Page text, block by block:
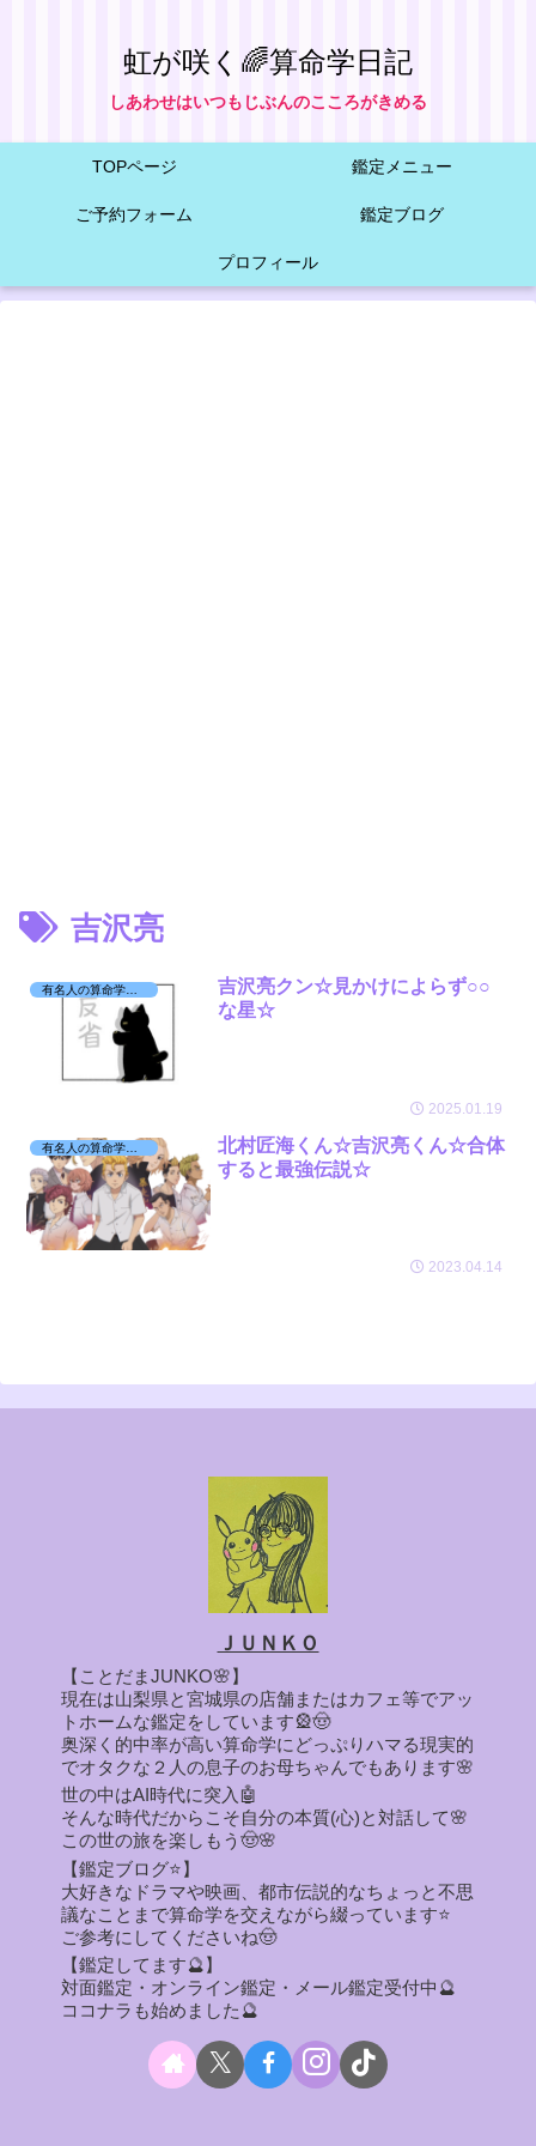
虹が咲く🌈算命学日記
しあわせはいつもじぶんのこころがきめる
TOPページ 鑑定メニュー
ご予約フォーム 鑑定ブログ
プロフィール
吉沢亮
有名人の算命学日記☆
吉沢亮クン☆見かけによらず○○
な星☆
2025.01.19
有名人の算命学日記☆
北村匠海くん☆吉沢亮くん☆合体
すると最強伝説☆
2023.04.14
ＪＵＮＫＯ
【ことだまJUNKO🌸】
現在は山梨県と宮城県の店舗またはカフェ等でアッ
トホームな鑑定をしています🎡🤠
奥深く的中率が高い算命学にどっぷりハマる現実的
でオタクな２人の息子のお母ちゃんでもあります🌸
世の中はAI時代に突入🤖
そんな時代だからこそ自分の本質(心)と対話して🌸
この世の旅を楽しもう🤠🌸
【鑑定ブログ⭐】
大好きなドラマや映画、都市伝説的なちょっと不思
議なことまで算命学を交えながら綴っています⭐
ご参考にしてくださいね🤠
【鑑定してます🔮】
対面鑑定・オンライン鑑定・メール鑑定受付中🔮
ココナラも始めました🔮